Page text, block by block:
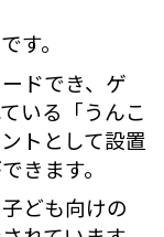
す。
ドでき、ゲ
いる「うんこ
トとして設置
きます。
ども向けの